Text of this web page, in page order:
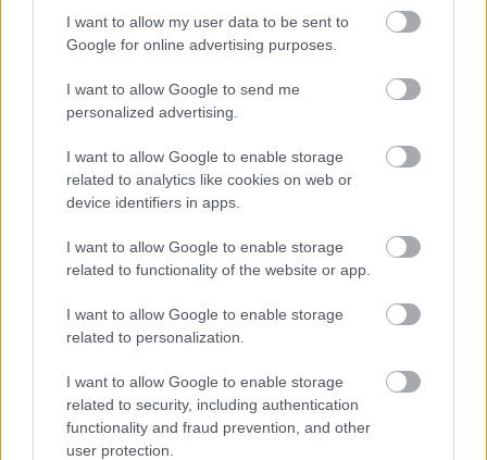
I want to allow my user data to be sent to
Google for online advertising purposes.
I want to allow Google to send me
personalized advertising.
I want to allow Google to enable storage
related to analytics like cookies on web or
device identifiers in apps.
I want to allow Google to enable storage
related to functionality of the website or app.
I want to allow Google to enable storage
related to personalization.
I want to allow Google to enable storage
related to security, including authentication
functionality and fraud prevention, and other
user protection.
disse
skal
OL-
sprint
2.20
26
OL-
gull –
går
OL-
ila for
Norge
LANGRE
ALLROU
ND
2.20
26
Norge
LANGRE
ALLROU
ND
2.20
26
e hans
ster
ALLROU
ND
2.20
NN
ALLROU